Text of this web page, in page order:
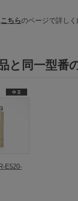
こちらのページで詳しく
と同一型番
E520-